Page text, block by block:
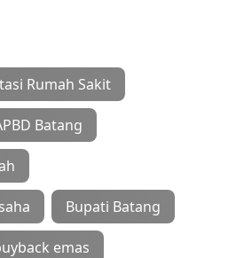
Rumah Sakit
Batang
Bupati Batang
emas